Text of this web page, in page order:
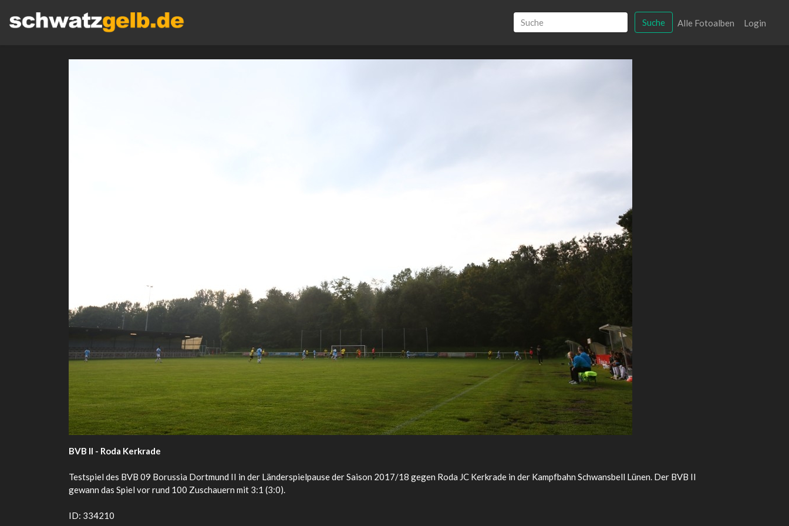
Suche Alle Fotoalben Login
BVB II - Roda Kerkrade
Testspiel des BVB 09 Borussia Dortmund II in der Länderspielpause der Saison 2017/18 gegen Roda JC Kerkrade in der Kampfbahn Schwansbell Lünen. Der BVB II
gewann das Spiel vor rund 100 Zuschauern mit 3:1 (3:0).
ID: 334210